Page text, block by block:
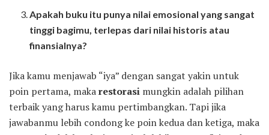
Apakah buku itu punya nilai emosional yang sangat
tinggi bagimu, terlepas dari nilai historis atau
finansialnya?
Jika kamu menjawab “iya” dengan sangat yakin untuk
poin pertama, makarestorasi mungkin adalah pilihan
terbaik yang harus kamu pertimbangkan. Tapi jika
jawabanmu lebih condong ke poin kedua dan ketiga, maka